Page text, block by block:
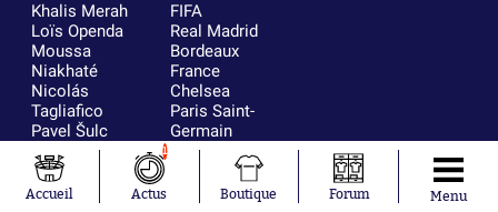
Khalis Merah
Loïs Openda
Moussa
Niakhaté
Nicolás
Tagliafico
Pavel Šulc
Gauthier Hein
Lionel Messi
Gonzalo
FIFA
Real Madrid
Bordeaux
France
Chelsea
Paris Saint-
Germain
Olympique
AC Milan
Accueil
1
Actus Boutique Forum Menu